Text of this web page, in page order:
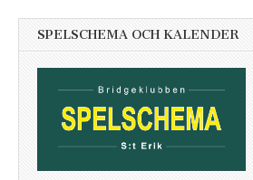
SPELSCHEMA OCH KALENDER